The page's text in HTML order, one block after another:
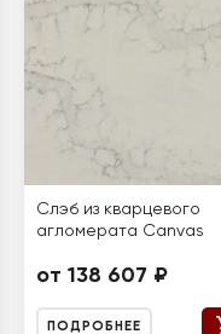
Слэб из кварцевого
агломерата Canvas
от 138 607 ₽
ПОДРОБНЕЕ